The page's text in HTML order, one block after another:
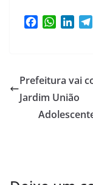
b
o
k
W
s
p
p
e
I
n
Prefeitura vai
Jardim União